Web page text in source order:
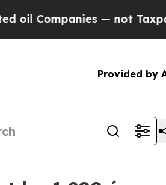
— not Taxpayers — the
Provided by